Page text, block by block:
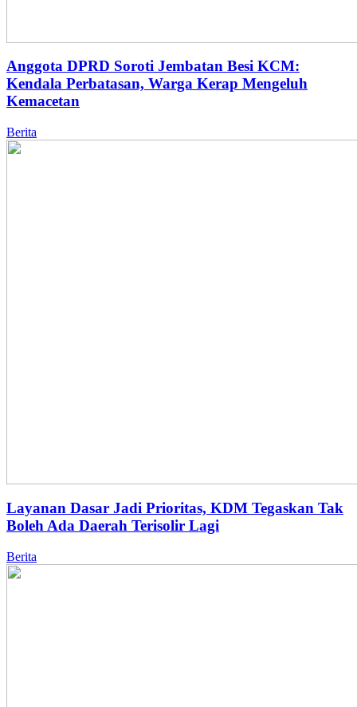
Anggota DPRD Soroti Jembatan Besi KCM:
Kendala Perbatasan, Warga Kerap Mengeluh
Kemacetan
Berita
Layanan Dasar Jadi Prioritas, KDM Tegaskan Tak
Boleh Ada Daerah Terisolir Lagi
Berita